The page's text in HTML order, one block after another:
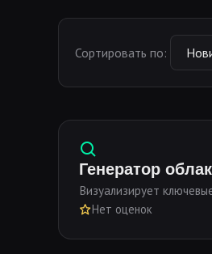
Сортировать по:
Генератор
Визуализирует
Нет оценок